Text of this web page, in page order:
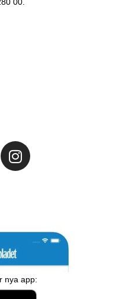
00.
nya app: